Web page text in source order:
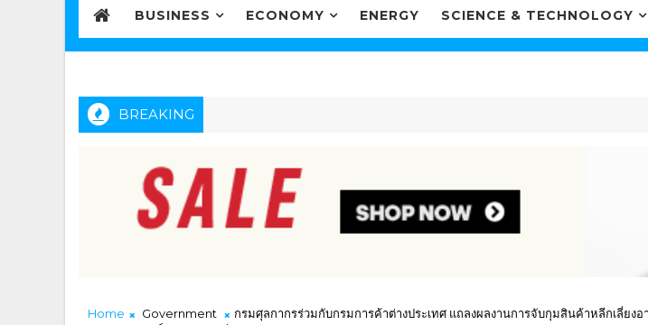
BUSINESS ECONOMY ENERGY SCIENCE & TECHNOLOGY
BREAKING
Home Government
กรมศุลกากรร่วมกับกรมการค้าต่างประเทศ แถลงผลงานการจับกุมสินค้าหลีกเลี่ยง